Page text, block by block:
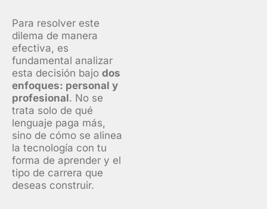
Para resolver este
dilema de manera
efectiva, es
fundamental analizar
esta decisión bajo dos
enfoques: personal y
profesional. No se
trata solo de qué
lenguaje paga más,
sino de cómo se alinea
la tecnología con tu
forma de aprender y el
tipo de carrera que
deseas construir.